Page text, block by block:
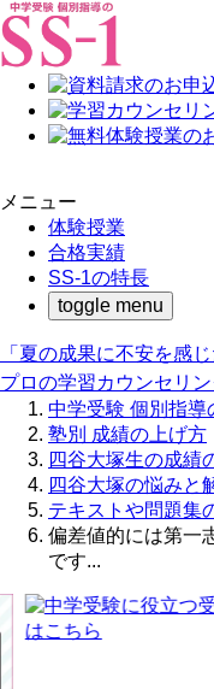
メニュー
体験授業
合格実績
SS-1の特長
toggle menu
「夏の成果に不安を感
プロの学習カウンセリ
中学受験 個別指導
塾別 成績の上げ方
四谷大塚生の成績
四谷大塚の悩みと
テキストや問題集
偏差値的には第一
です...